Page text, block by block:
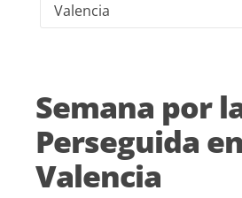
Valencia
Semana por
Perseguida en
Valencia